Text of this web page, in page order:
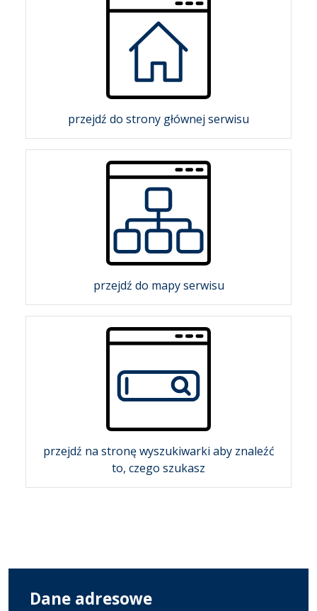
przejdź do strony głównej serwisu
przejdź do mapy serwisu
przejdź na stronę wyszukiwarki aby znaleźć
to, czego szukasz
Dane adresowe